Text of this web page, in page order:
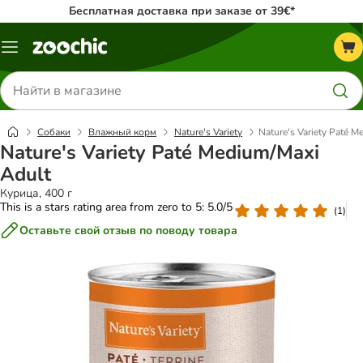
Бесплатная доставка при заказе от 39€*
Каталог
Поиск
товаров
Собаки Влажный корм Nature's Variety Nature's Variety Paté
Nature's Variety Paté Medium/Maxi
Adult
Курица, 400 г
This is a stars rating area from zero to 5: 5.0/5
(1)
Оставьте свой отзыв по поводу товара